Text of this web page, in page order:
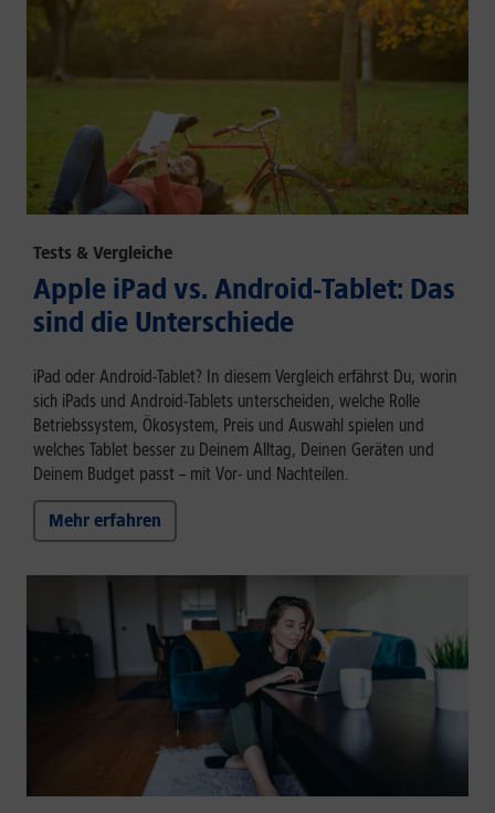
Tests & Vergleiche
Apple iPad vs. Android-Tablet: Das
sind die Unterschiede
iPad oder Android-Tablet? In diesem Vergleich erfährst Du, worin
sich iPads und Android-Tablets unterscheiden, welche Rolle
Betriebssystem, Ökosystem, Preis und Auswahl spielen und
welches Tablet besser zu Deinem Alltag, Deinen Geräten und
Deinem Budget passt – mit Vor- und Nachteilen.
Mehr erfahren